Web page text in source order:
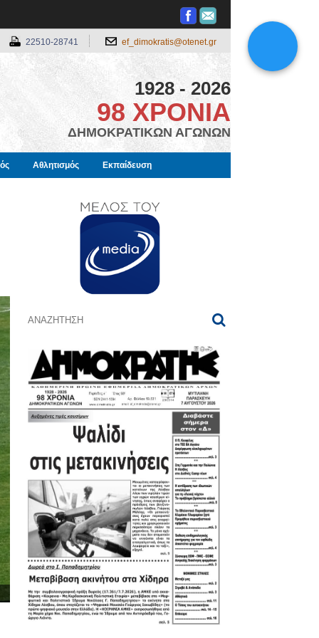
22510-28741 ef_dimokratis@otenet.gr
1928 - 2026
98 ΧΡΟΝΙΑ
ΔΗΜΟΚΡΑΤΙΚΩΝ ΑΓΩΝΩΝ
Αθλητισμός Εκπαίδευση